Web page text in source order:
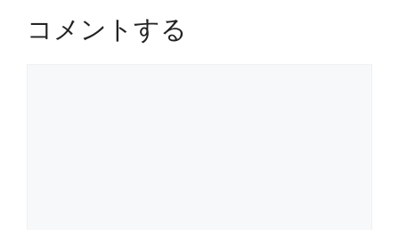
コメントする